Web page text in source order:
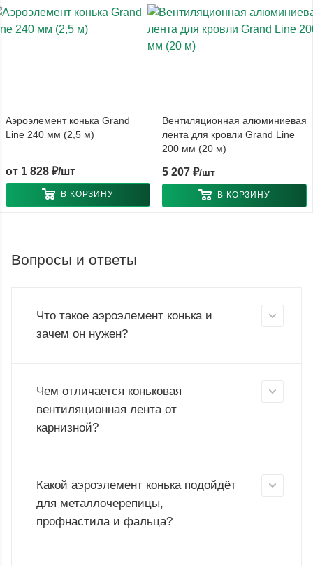
Аэроэлемент конька Grand
Line 240 мм (2,5 м)
от 1 828 ₽/шт
В КОРЗИНУ
Вентиляционная алюминиевая
лента для кровли Grand Line
200 мм (20 м)
5 207 ₽/шт
В КОРЗИНУ
Вопросы и ответы
Что такое аэроэлемент конька и
зачем он нужен?
Чем отличается коньковая
вентиляционная лента от
карнизной?
Какой аэроэлемент конька подойдёт
для металлочерепицы,
профнастила и фальца?